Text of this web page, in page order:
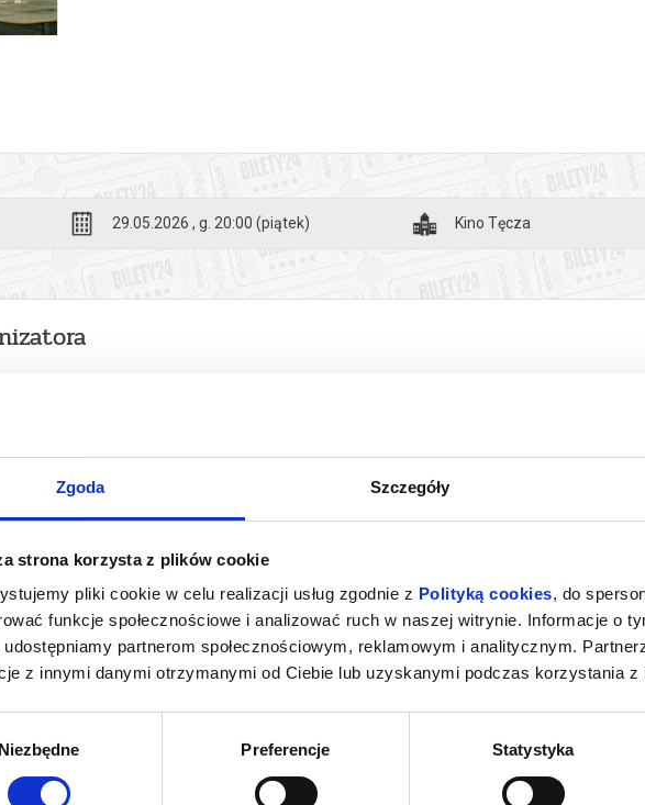
Zgoda Szczegóły
strona korzysta z plików cookie
pliki cookie w celu realizacji usług zgodnie z Polityką cookies, do
funkcje społecznościowe i analizować ruch w naszej witrynie. Informacje o
partnerom społecznościowym, reklamowym i analitycznym.
z innymi danymi otrzymanymi od Ciebie lub uzyskanymi podczas korzystania z
Niezbędne Preferencje Statystyka
29.05.2026 , g. 20:00 (piątek) Kino Tęcza
06.08.2026, Wałcz
kup bilet
07.08.2026, Wałcz
kup bilet